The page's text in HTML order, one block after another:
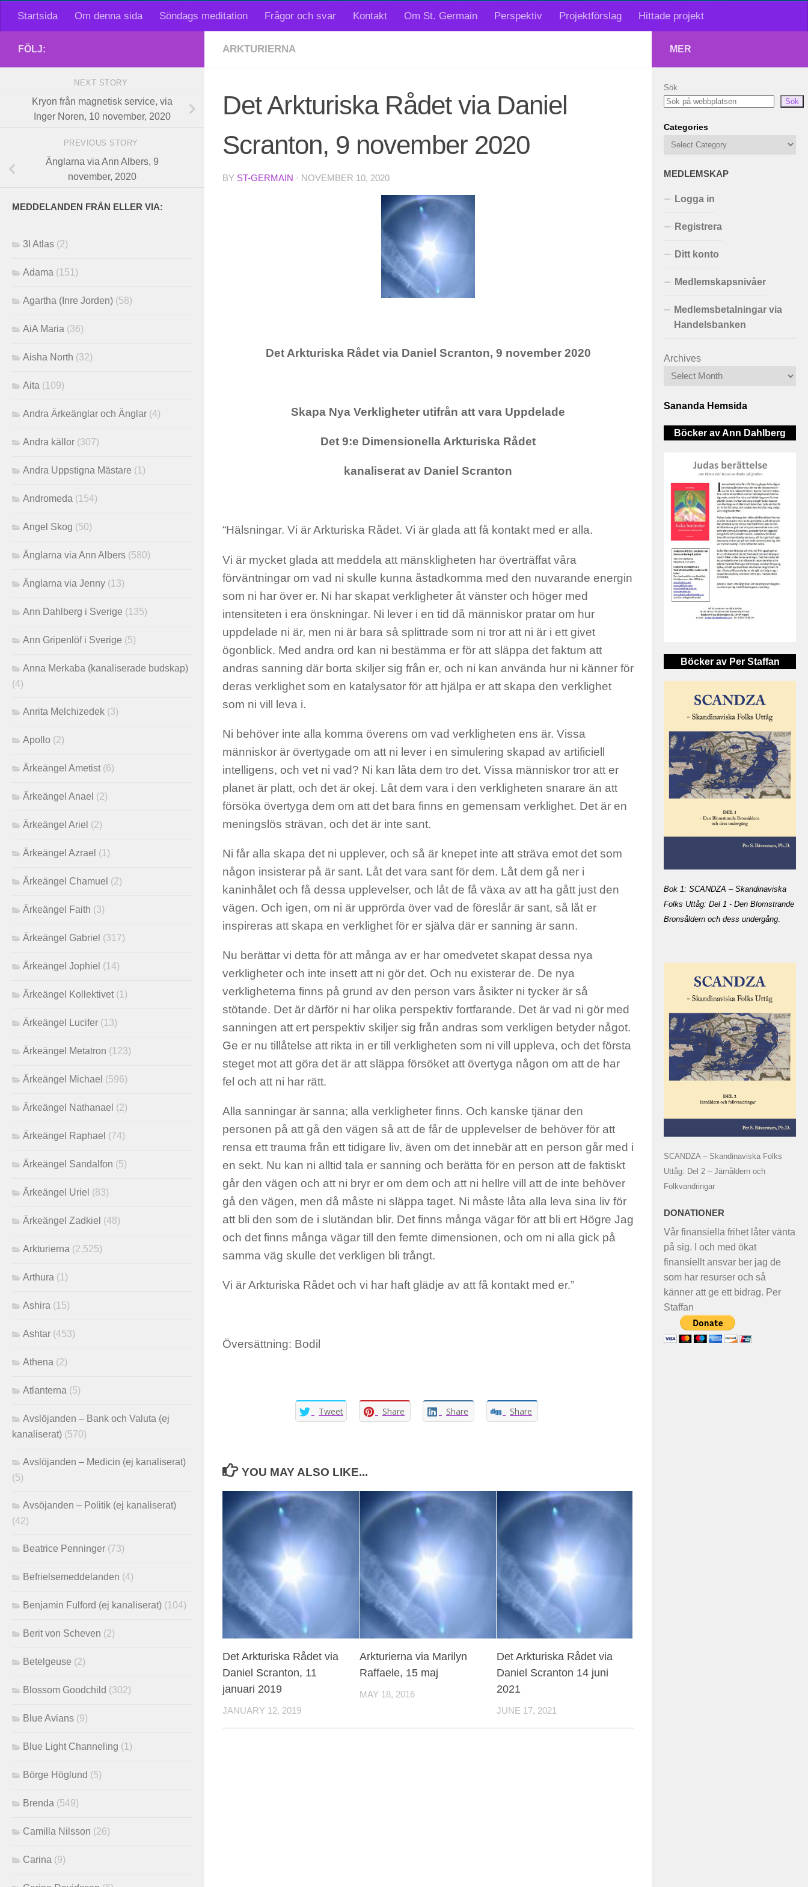
Startsida Om denna sida Söndags meditation Frågor och svar Kontakt Om St. Germain Perspektiv Projektförslag Hittade projekt
ARKTURIERNA
Det Arkturiska Rådet via Daniel
Scranton, 9 november 2020
BY ST-GERMAIN · NOVEMBER 10, 2020
Det Arkturiska Rådet via Daniel Scranton, 9 november 2020
Skapa Nya Verkligheter utifrån att vara Uppdelade
Det 9:e Dimensionella Arkturiska Rådet
kanaliserat av Daniel Scranton
“Hälsningar. Vi är Arkturiska Rådet. Vi är glada att få kontakt med er alla.
Vi är mycket glada att meddela att mänskligheten har överträffat våra
förväntningar om vad ni skulle kunna åstadkomma med den nuvarande energin
som ni har över er. Ni har skapat verkligheter åt vänster och höger med
intensiteten i era önskningar. Ni lever i en tid då människor pratar om hur
uppdelade ni är, men ni är bara så splittrade som ni tror att ni är i ett givet
ögonblick. Med andra ord kan ni bestämma er för att släppa det faktum att
andras sanning där borta skiljer sig från er, och ni kan använda hur ni känner för
deras verklighet som en katalysator för att hjälpa er att skapa den verklighet
som ni vill leva i.
Ni behöver inte alla komma överens om vad verkligheten ens är. Vissa
människor är övertygade om att ni lever i en simulering skapad av artificiell
intelligens, och vet ni vad? Ni kan låta dem tro det. Vissa människor tror att er
planet är platt, och det är okej. Låt dem vara i den verkligheten snarare än att
försöka övertyga dem om att det bara finns en gemensam verklighet. Det är en
meningslös strävan, och det är inte sant.
Ni får alla skapa det ni upplever, och så är knepet inte att sträva emot det som
någon insisterar på är sant. Låt det vara sant för dem. Låt dem gå ner i
kaninhålet och få dessa upplevelser, och låt de få växa av att ha gått just den
vägen. Och igen, om ni är upprörda över vad de föreslår är sant, så låt er
inspireras att skapa en verklighet för er själva där er sanning är sann.
Nu berättar vi detta för att många av er har omedvetet skapat dessa nya
verkligheter och inte insett att ni gör det. Och nu existerar de. De nya
verkligheterna finns på grund av den person vars åsikter ni tycker är så
stötande. Det är därför ni har olika perspektiv fortfarande. Det är vad ni gör med
sanningen att ert perspektiv skiljer sig från andras som verkligen betyder något.
Ge er nu tillåtelse att rikta in er till verkligheten som ni vill uppleva, och det första
steget mot att göra det är att släppa försöket att övertyga någon om att de har
fel och att ni har rätt.
Alla sanningar är sanna; alla verkligheter finns. Och kanske tjänar den
personen på att gå den vägen så att de får de upplevelser de behöver för att
rensa ett trauma från ett tidigare liv, även om det innebär att en person går med i
en sekt. Nu kan ni alltid tala er sanning och berätta för en person att de faktiskt
går den vägen och att ni bryr er om dem och att ni hellre vill att de inte behöver
gå den vägen, men då måste ni släppa taget. Ni måste låta alla leva sina liv för
att bli den som de i slutändan blir. Det finns många vägar för att bli ert Högre Jag
och det finns många vägar till den femte dimensionen, och om ni alla gick på
samma väg skulle det verkligen bli trångt.
Vi är Arkturiska Rådet och vi har haft glädje av att få kontakt med er.”
Översättning: Bodil
Tweet Share Share Share
YOU MAY ALSO LIKE...
Det Arkturiska Rådet via
Daniel Scranton, 11
januari 2019
JANUARY 12, 2019
Arkturierna via Marilyn
Raffaele, 15 maj
MAY 18, 2016
Det Arkturiska Rådet via
Daniel Scranton 14 juni
2021
JUNE 17, 2021
FÖLJ:
NEXT STORY
Kryon från magnetisk service, via
Inger Noren, 10 november, 2020
PREVIOUS STORY
Änglarna via Ann Albers, 9
november, 2020
MEDDELANDEN FRÅN ELLER VIA:
3I Atlas (2)
Adama (151)
Agartha (Inre Jorden) (58)
AiA Maria (36)
Aisha North (32)
Aita (109)
Andra Ärkeänglar och Änglar (4)
Andra källor (307)
Andra Uppstigna Mästare (1)
Andromeda (154)
Angel Skog (50)
Änglarna via Ann Albers (580)
Änglarna via Jenny (13)
Ann Dahlberg i Sverige (135)
Ann Gripenlöf i Sverige (5)
Anna Merkaba (kanaliserade budskap)
(4)
Anrita Melchizedek (3)
Apollo (2)
Ärkeängel Ametist (6)
Ärkeängel Anael (2)
Ärkeängel Ariel (2)
Ärkeängel Azrael (1)
Ärkeängel Chamuel (2)
Ärkeängel Faith (3)
Ärkeängel Gabriel (317)
Ärkeängel Jophiel (14)
Ärkeängel Kollektivet (1)
Ärkeängel Lucifer (13)
Ärkeängel Metatron (123)
Ärkeängel Michael (596)
Ärkeängel Nathanael (2)
Ärkeängel Raphael (74)
Ärkeängel Sandalfon (5)
Ärkeängel Uriel (83)
Ärkeängel Zadkiel (48)
Arkturierna (2,525)
Arthura (1)
Ashira (15)
Ashtar (453)
Athena (2)
Atlanterna (5)
Avslöjanden – Bank och Valuta (ej
kanaliserat) (570)
Avslöjanden – Medicin (ej kanaliserat)
(5)
Avsöjanden – Politik (ej kanaliserat)
(42)
Beatrice Penninger (73)
Befrielsemeddelanden (4)
Benjamin Fulford (ej kanaliserat) (104)
Berit von Scheven (2)
Betelgeuse (2)
Blossom Goodchild (302)
Blue Avians (9)
Blue Light Channeling (1)
Börge Höglund (5)
Brenda (549)
Camilla Nilsson (26)
Carina (9)
MER
Sök
Sök
Categories
MEDLEMSKAP
Logga in
Registrera
Ditt konto
Medlemskapsnivåer
Medlemsbetalningar via
Handelsbanken
Archives
Sananda Hemsida
Böcker av Ann Dahlberg
Böcker av Per Staffan
Bok 1: SCANDZA – Skandinaviska
Folks Uttåg: Del 1 - Den Blomstrande
Bronsåldern och dess undergång.
SCANDZA – Skandinaviska Folks
Uttåg: Del 2 – Järnåldern och
Folkvandringar
DONATIONER
Vår finansiella frihet låter vänta
på sig. I och med ökat
finansiellt ansvar ber jag de
som har resurser och så
känner att ge ett bidrag. Per
Staffan